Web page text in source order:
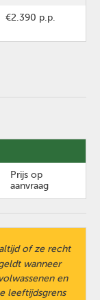
€2.390 p.p.
Prijs op
aanvraag
of ze recht
wanneer
en
leeftijdsgrens